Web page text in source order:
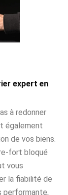
expert en
à redonner
également
de vos biens.
fort bloqué
vous
la fiabilité de
performante,